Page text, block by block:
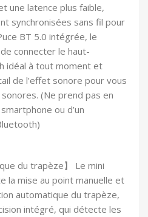
une latence plus faible,
synchronisées sans fil pour
BT 5.0 intégrée, le
connecter le haut-
idéal à tout moment et
de l’effet sonore pour vous
(Ne prend pas en
ou d’un
du trapèze】 Le mini
la mise au point manuelle et
automatique du trapèze,
intégré, qui détecte les